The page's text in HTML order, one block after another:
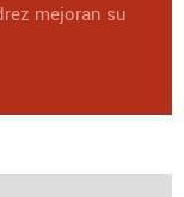
mejoran su